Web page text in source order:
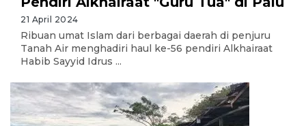
21 April 2024
Ribuan umat Islam dari berbagai daerah di penjuru
Tanah Air menghadiri haul ke-56 pendiri Alkhairaat
Habib Sayyid Idrus ...